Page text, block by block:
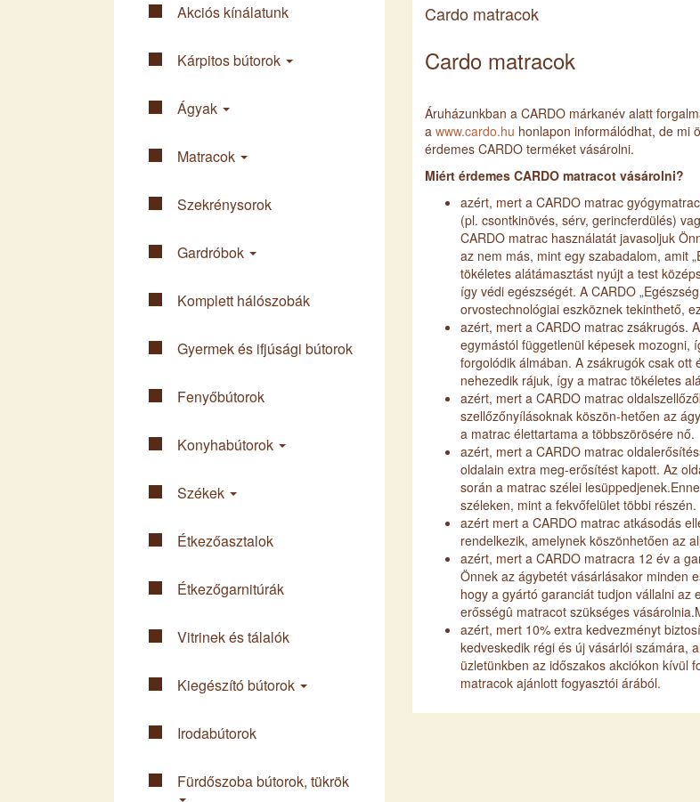
Akciós kínálatunk
Kárpitos bútorok
Ágyak
Matracok
Szekrény­sorok
Gardróbok
Komplett háló­szobák
Gyermek és ifjúsági bútorok
Fenyő­bútorok
Konyha­bútorok
Székek
Étkező­asztalok
Étkező­garnitúrák
Vitrinek és tálalók
Kiegészító bútorok
Iroda­bútorok
Fürdő­szoba bútorok, tükrök
Cardo matracok
Cardo matracok
Áruházunkban a CARDO márkanév alatt
a www.cardo.hu honlapon informálódhat, de mi
érdemes CARDO terméket vásárolni.
Miért érdemes CARDO matracot vásárolni?
azért, mert a CARDO matrac
(pl. csontkinövés, sérv, gerincferdülés)
CARDO matrac használatát javasoljuk
az nem más, mint egy szabadalom, amit
tökéletes alátámasztást nyújt a test
így védi egészségét. A CARDO
orvostechnológiai eszköznek tekinthető,
azért, mert a CARDO matrac zsákrugós.
egymástól függetlenül képesek mozogni,
forgolódik álmában. A zsákrugók csak
nehezedik rájuk, így a matrac tökéletes
azért, mert a CARDO matrac
szellőzőnyílásoknak köszön-hetően az
a matrac élettartama a többszörösére nő.
azért, mert a CARDO matrac
oldalain extra meg-erősítést kapott. Az
során a matrac szélei
széleken, mint a fekvőfelület többi részén.
azért mert a CARDO matrac atkásodás
rendelkezik, amelynek köszönhetően az
azért, mert a CARDO matracra 12 év a
Önnek az ágybetét vásárlásakor minden
hogy a gyártó garanciát tudjon vállalni az
erősségû matracot szükséges
azért, mert 10% extra kedvezményt
kedveskedik régi és új vásárlói számára,
üzletünkben az időszakos akciókon kívül
matracok ajánlott fogyasztói árából.